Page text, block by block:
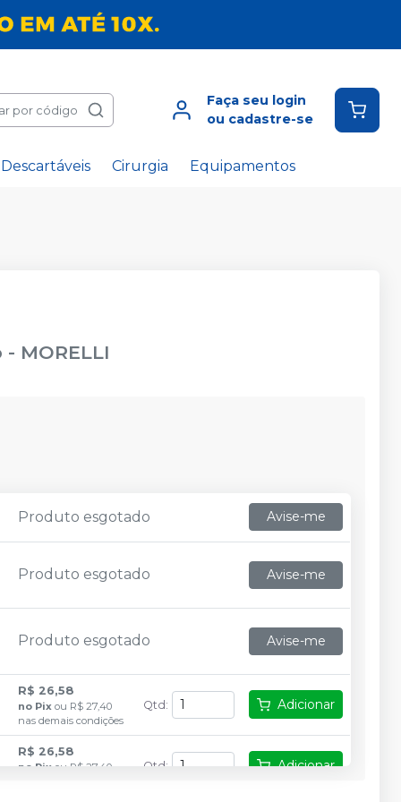
por código
Faça seu login
ou cadastre-se
Descartáveis Cirurgia Equipamentos
- MORELLI
Produto esgotado Avise-me
Produto esgotado Avise-me
Produto esgotado Avise-me
R$ 26,58
no Pix ou R$ 27,40
nas demais condições
Qtd : Adicionar
R$ 26,58
no Pix ou R$ 27,40
Qtd: Adicionar